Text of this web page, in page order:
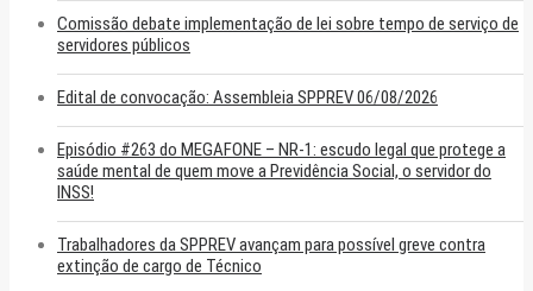
Comissão debate implementação de lei sobre tempo de serviço de
servidores públicos
Edital de convocação: Assembleia SPPREV 06/08/2026
Episódio #263 do MEGAFONE – NR-1: escudo legal que protege a
saúde mental de quem move a Previdência Social, o servidor do
INSS!
Trabalhadores da SPPREV avançam para possível greve contra
extinção de cargo de Técnico